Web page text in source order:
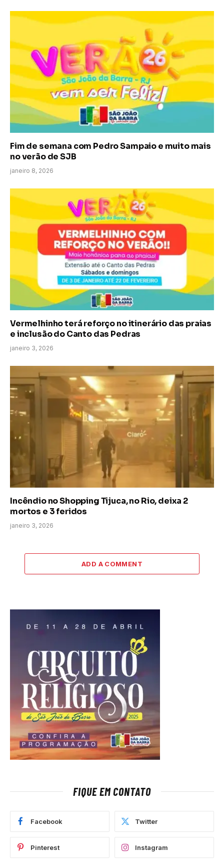
Fim de semana com Pedro Sampaio e muito mais
no verão de SJB
janeiro 8, 2026
Vermelhinho terá reforço no itinerário das praias
e inclusão do Canto das Pedras
janeiro 3, 2026
Incêndio no Shopping Tijuca, no Rio, deixa 2
mortos e 3 feridos
janeiro 3, 2026
ADD A COMMENT
FIQUE EM CONTATO
Facebook Twitter
Pinterest Instagram